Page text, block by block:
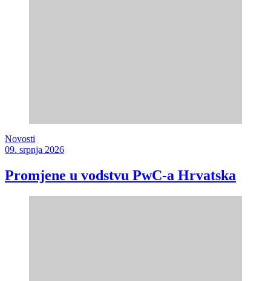
Novosti
09. srpnja 2026
Promjene u vodstvu PwC-a Hrvatska